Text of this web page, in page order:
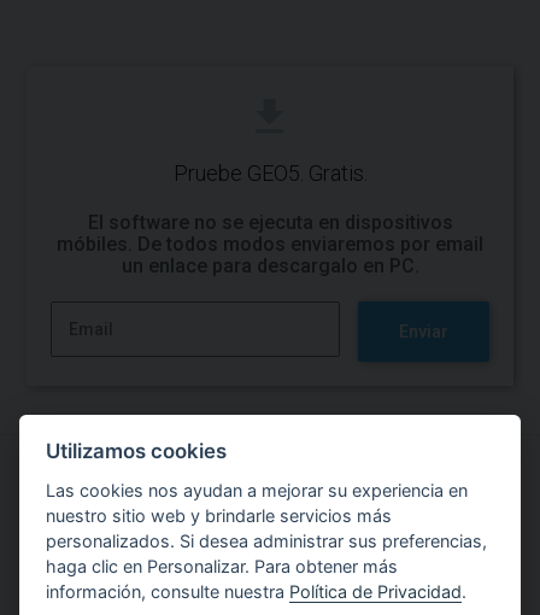
Pruebe GEO5. Gratis.
El software no se ejecuta en dispositivos
móbiles. De todos modos enviaremos por email
un enlace para descargalo en PC.
Enviar
Pruebe trabajar con el software GEO5
Versión Trial
Utilizamos cookies
Las cookies nos ayudan a mejorar su experiencia en
nuestro sitio web y brindarle servicios más
personalizados. Si desea administrar sus preferencias,
haga clic en Personalizar. Para obtener más
información, consulte nuestra Política de Privacidad.